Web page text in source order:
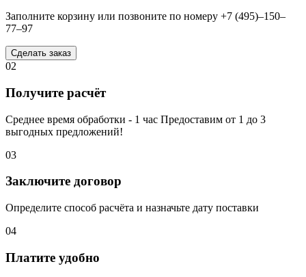
Заполните корзину или позвоните по номеру +7 (495)–150–
77–97
Сделать заказ
02
Получите расчёт
Среднее время обработки - 1 час Предоставим от 1 до 3
выгодных предложений!
03
Заключите договор
Определите способ расчёта и назначьте дату поставки
04
Платите удобно